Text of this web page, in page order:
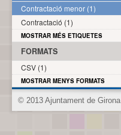
Contractació menor (1)
Contractació (1)
MOSTRAR MÉS ETIQUETES
FORMATS
CSV (1)
MOSTRAR MENYS FORMATS
© 2013 Ajuntament de Girona